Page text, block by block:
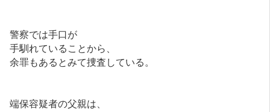
警察では手口が
手馴れていることから、
余罪もあるとみて捜査している。
端保容疑者の父親は、